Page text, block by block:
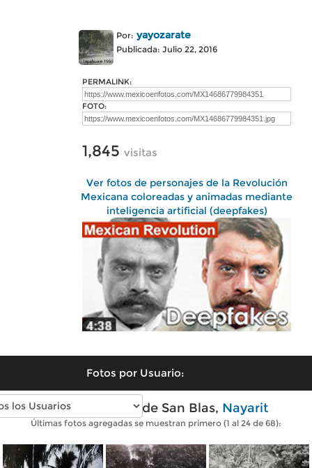
Por: yayozarate
Publicada: Julio 22, 2016
PERMALINK:
FOTO:
1,845 visitas
Ver fotos de personajes de la Revolución
Mexicana coloreadas y animadas mediante
inteligencia artificial (deepfakes)
Fotos por Usuario:
Fotos antiguas de San Blas, Nayarit
Últimas fotos agregadas se muestran primero (1 al 24 de 68):